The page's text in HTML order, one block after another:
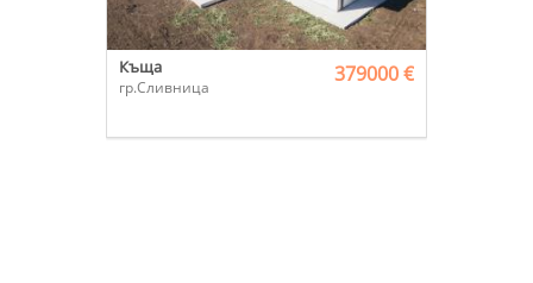
Къща
гр.Сливница
379000 €